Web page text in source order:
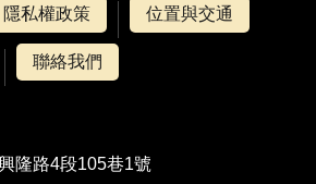
隱私權政策 位置與交通
聯絡我們
隆路4段105巷1號